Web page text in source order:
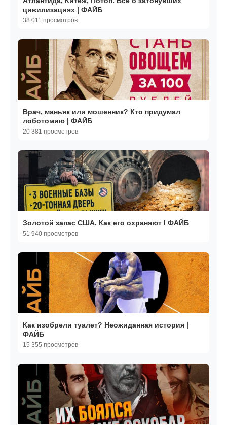
цивилизациях | ФАЙБ
38 011 просмотров
Врач, маньяк или мошенник? Кто придумал
лоботомию | ФАЙБ
20 381 просмотров
Золотой запас США. Как его охраняют I ФАЙБ
51 940 просмотров
Как изобрели туалет? Неожиданная история |
ФАЙБ
15 355 просмотров